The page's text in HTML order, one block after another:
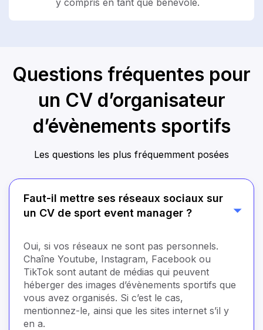
Questions fréquentes pour
un CV d’organisateur
d’évènements sportifs
Les questions les plus fréquemment posées
Faut-il mettre ses réseaux sociaux sur
un CV de sport event manager ?
Oui, si vos réseaux ne sont pas personnels.
Chaîne Youtube, Instagram, Facebook ou
TikTok sont autant de médias qui peuvent
héberger des images d’évènements sportifs que
vous avez organisés. Si c’est le cas,
mentionnez-le, ainsi que les sites internet s’il y
en a.